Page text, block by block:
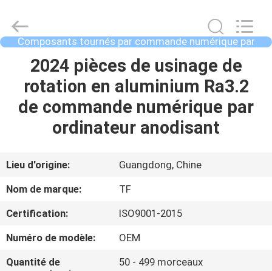
MAISON
À
PROPOS
NOUS
Shenzhen
Tuofa
Technology
Co.,
Reserved.
Composants tournés par commande numérique par
ordinateur
2024 pièces de usinage de
rotation en aluminium Ra3.2
de commande numérique par
ordinateur anodisant
Lieu d'origine:
Guangdong, Chine
Nom de marque:
TF
Certification:
ISO9001-2015
Numéro de modèle:
OEM
Quantité de
50 - 499 morceaux